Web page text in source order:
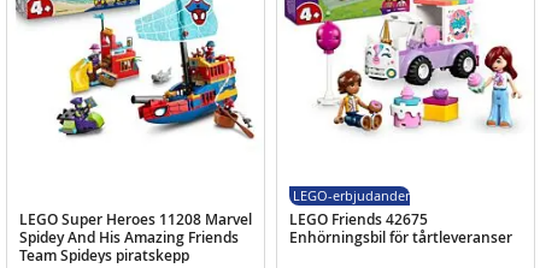
LEGO Super Heroes 11208 Marvel
Spidey And His Amazing Friends
Team Spideys piratskepp
LEGO Friends 42675
Enhörningsbil för tårtleveranser
LEGO-erbjudanden